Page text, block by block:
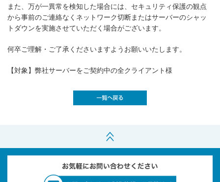
また、万が一異常を検知した場合には、セキュリティ保護の観点
から事前のご連絡なくネットワーク切断またはサーバーのシャッ
トダウンを実施させていただく場合がございます。
何卒ご理解・ご了承くださいますようお願いいたします。
【対象】弊社サーバーをご契約中の全クライアント様